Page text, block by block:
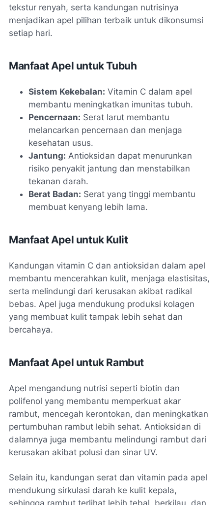
tekstur renyah, serta kandungan nutrisinya
menjadikan apel pilihan terbaik untuk dikonsumsi
setiap hari.
Manfaat Apel untuk Tubuh
Sistem Kekebalan: Vitamin C dalam apel
membantu meningkatkan imunitas tubuh.
Pencernaan: Serat larut membantu
melancarkan pencernaan dan menjaga
kesehatan usus.
Jantung: Antioksidan dapat menurunkan
risiko penyakit jantung dan menstabilkan
tekanan darah.
Berat Badan: Serat yang tinggi membantu
membuat kenyang lebih lama.
Manfaat Apel untuk Kulit
Kandungan vitamin C dan antioksidan dalam apel
membantu mencerahkan kulit, menjaga elastisitas,
serta melindungi dari kerusakan akibat radikal
bebas. Apel juga mendukung produksi kolagen
yang membuat kulit tampak lebih sehat dan
bercahaya.
Manfaat Apel untuk Rambut
Apel mengandung nutrisi seperti biotin dan
polifenol yang membantu memperkuat akar
rambut, mencegah kerontokan, dan meningkatkan
pertumbuhan rambut lebih sehat. Antioksidan di
dalamnya juga membantu melindungi rambut dari
kerusakan akibat polusi dan sinar UV.
Selain itu, kandungan serat dan vitamin pada apel
mendukung sirkulasi darah ke kulit kepala,
sehingga rambut terlihat lebih tebal, berkilau, dan